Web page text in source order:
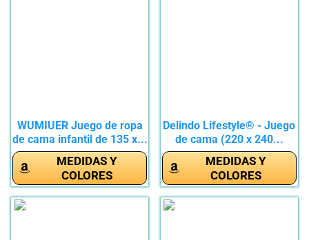
WUMIUER Juego de ropa
de cama infantil de 135 x...
MEDIDAS Y
COLORES
Delindo Lifestyle® - Juego
de cama (220 x 240...
MEDIDAS Y
COLORES